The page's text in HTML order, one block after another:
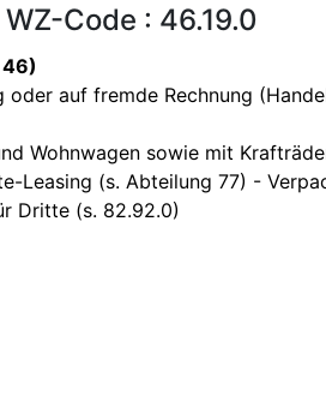
WZ-Code : 46.19.0
auf fremde Rechnung
Wohnwagen sowie mit
Leasing (s. Abteilung 77) -
Dritte (s. 82.92.0)